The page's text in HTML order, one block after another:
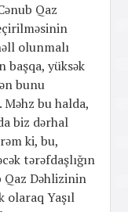
Qaz
olunmalı
başqa, yüksək
bunu
Məhz bu halda,
biz dərhal
ki, bu,
tərəfdaşlığın
Qaz Dəhlizinin
olaraq Yaşıl